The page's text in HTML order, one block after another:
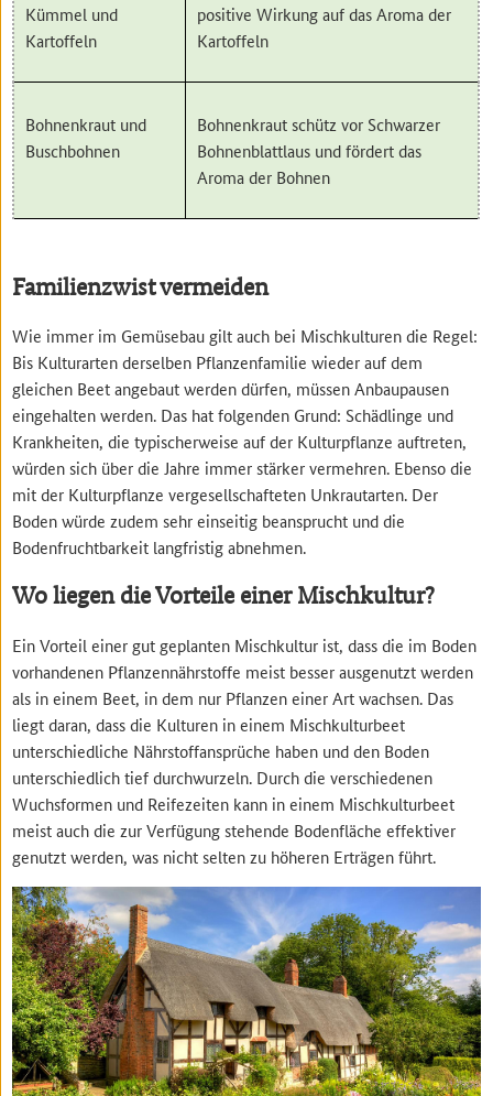
Kümmel und
Kartoffeln
positive Wirkung auf das Aroma der
Kartoffeln
Bohnenkraut und
Buschbohnen
Bohnenkraut schütz vor Schwarzer
Bohnenblattlaus und fördert das
Aroma der Bohnen
Familienzwist vermeiden
Wie immer im Gemüsebau gilt auch bei Mischkulturen die Regel:
Bis Kulturarten derselben Pflanzenfamilie wieder auf dem
gleichen Beet angebaut werden dürfen, müssen Anbaupausen
eingehalten werden. Das hat folgenden Grund: Schädlinge und
Krankheiten, die typischerweise auf der Kulturpflanze auftreten,
würden sich über die Jahre immer stärker vermehren. Ebenso die
mit der Kulturpflanze vergesellschafteten Unkrautarten. Der
Boden würde zudem sehr einseitig beansprucht und die
Bodenfruchtbarkeit langfristig abnehmen.
Wo liegen die Vorteile einer Mischkultur?
Ein Vorteil einer gut geplanten Mischkultur ist, dass die im Boden
vorhandenen Pflanzennährstoffe meist besser ausgenutzt werden
als in einem Beet, in dem nur Pflanzen einer Art wachsen. Das
liegt daran, dass die Kulturen in einem Mischkulturbeet
unterschiedliche Nährstoffansprüche haben und den Boden
unterschiedlich tief durchwurzeln. Durch die verschiedenen
Wuchsformen und Reifezeiten kann in einem Mischkulturbeet
meist auch die zur Verfügung stehende Bodenfläche effektiver
genutzt werden, was nicht selten zu höheren Erträgen führt.